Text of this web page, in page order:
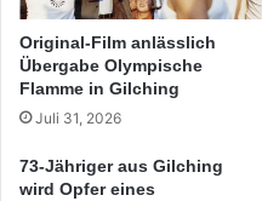
Original-Film anlässlich
Übergabe Olympische
Flamme in Gilching
Juli 31, 2026
73-Jähriger aus Gilching
wird Opfer eines